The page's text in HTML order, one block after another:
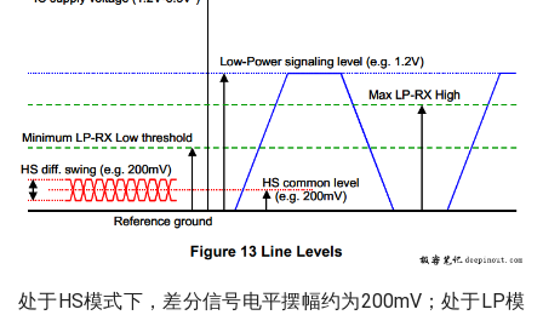
处于HS模式下，差分信号电平摆幅约为200mV；处于LP模